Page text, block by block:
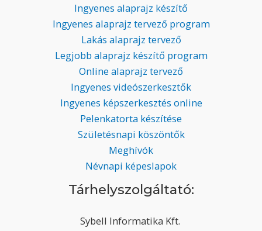
Ingyenes alaprajz készítő
Ingyenes alaprajz tervező program
Lakás alaprajz tervező
Legjobb alaprajz készítő program
Online alaprajz tervező
Ingyenes videószerkesztők
Ingyenes képszerkesztés online
Pelenkatorta készítése
Születésnapi köszöntők
Meghívók
Névnapi képeslapok
Tárhelyszolgáltató:
Sybell Informatika Kft.